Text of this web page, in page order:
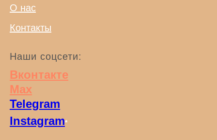
О нас
Контакты
Наши соцсети:
Вконтакте
Max
Telegram
Instagram*